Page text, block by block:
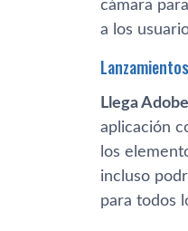
cámara
a los
Lanzamientos
Llega
aplicación
los
incluso
para todos